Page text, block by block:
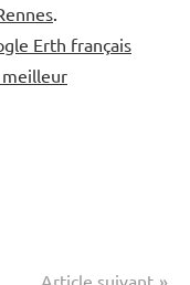
Erth français
meilleur
Article suivant